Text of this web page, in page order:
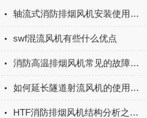
轴流式消防排烟风机安装使用常识须知
swf混流风机有些什么优点
消防高温排烟风机常见的故障解决方法有哪些
如何延长隧道射流风机的使用寿命
HTF消防排烟风机结构分析之轴流排烟风机